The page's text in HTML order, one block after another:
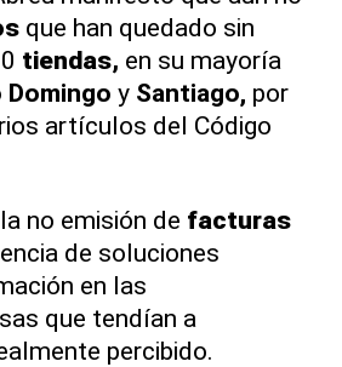
que han quedado sin
tiendas, en su mayoría
Domingo y Santiago, por
artículos del Código
no emisión de facturas
de soluciones
en las
que tendían a
percibido.